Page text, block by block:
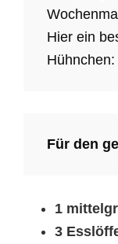
Hier ein
Hühnchen:
Für den
1
3